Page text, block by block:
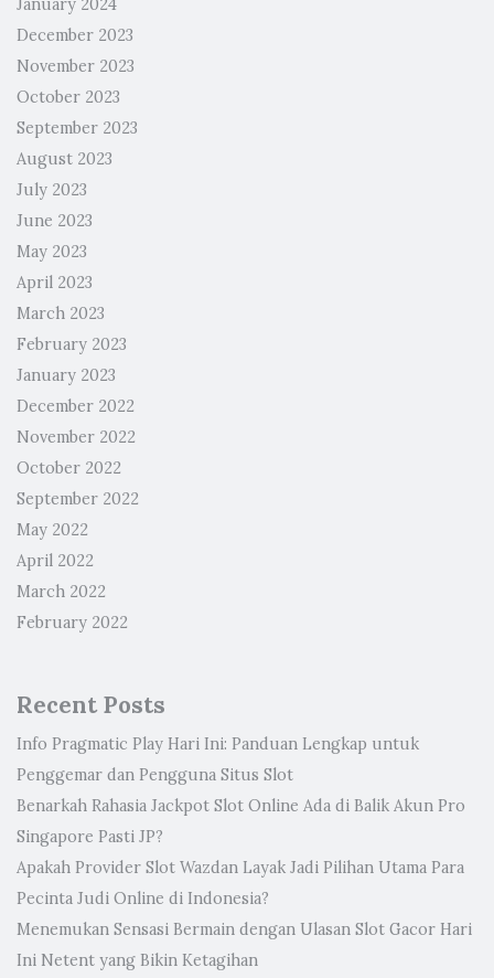
January 2024
December 2023
November 2023
October 2023
September 2023
August 2023
July 2023
June 2023
May 2023
April 2023
March 2023
February 2023
January 2023
December 2022
November 2022
October 2022
September 2022
May 2022
April 2022
March 2022
February 2022
Recent Posts
Info Pragmatic Play Hari Ini: Panduan Lengkap untuk
Penggemar dan Pengguna Situs Slot
Benarkah Rahasia Jackpot Slot Online Ada di Balik Akun Pro
Singapore Pasti JP?
Apakah Provider Slot Wazdan Layak Jadi Pilihan Utama Para
Pecinta Judi Online di Indonesia?
Menemukan Sensasi Bermain dengan Ulasan Slot Gacor Hari
Ini Netent yang Bikin Ketagihan